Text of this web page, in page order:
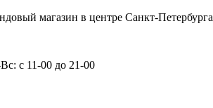
магазин в центре Санкт-Петербурга
с 11-00 до 21-00